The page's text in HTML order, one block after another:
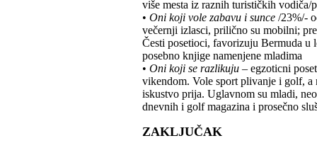
više mesta iz raznih turističkih
• Oni koji vole zabavu i sunce /23%/-
večernji izlasci, prilično su mobilni;
Česti posetioci, favorizuju Bermuda u
posebno knjige namenjene mladima
• Oni koji se razlikuju – egzoticni
vikendom. Vole sport plivanje i golf, a
iskustvo prija. Uglavnom su mladi,
dnevnih i golf magazina i prosečno
ZAKLJUČAK